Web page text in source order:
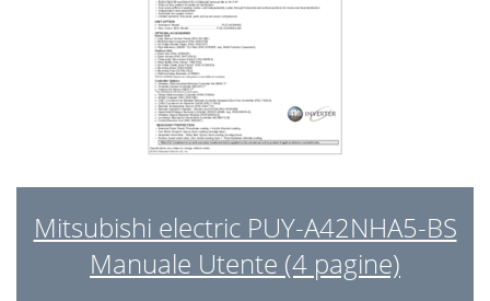
Mitsubishi electric PUY-A42NHA5-BS
Manuale Utente (4 pagine)